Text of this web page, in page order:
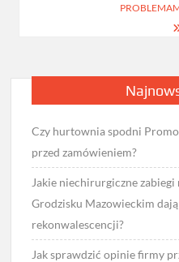
Czy hurtownia spodni
przed zamówieniem?
Jakie niechirurgiczne
Grodzisku Mazowieckim
rekonwalescencji?
Jak sprawdzić opinie firmy